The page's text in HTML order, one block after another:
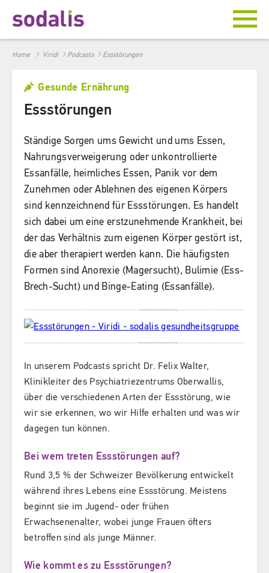
Home Viridi Podcasts Essstörungen
Gesunde Ernährung
Essstörungen
Ständige Sorgen ums Gewicht und ums Essen,
Nahrungsverweigerung oder unkontrollierte
Essanfälle, heimliches Essen, Panik vor dem
Zunehmen oder Ablehnen des eigenen Körpers
sind kennzeichnend für Essstörungen. Es handelt
sich dabei um eine erstzunehmende Krankheit, bei
der das Verhältnis zum eigenen Körper gestört ist,
die aber therapiert werden kann. Die häufigsten
Formen sind Anorexie (Magersucht), Bulimie (Ess-
Brech-Sucht) und Binge-Eating (Essanfälle).
In unserem Podcasts spricht Dr. Felix Walter,
Klinikleiter des Psychiatriezentrums Oberwallis,
über die verschiedenen Arten der Essstörung, wie
wir sie erkennen, wo wir Hilfe erhalten und was wir
dagegen tun können.
Bei wem treten Essstörungen auf?
Rund 3,5 % der Schweizer Bevölkerung entwickelt
während ihres Lebens eine Essstörung. Meistens
beginnt sie im Jugend- oder frühen
Erwachsenenalter, wobei junge Frauen öfters
betroffen sind als junge Männer.
Wie kommt es zu Essstörungen?